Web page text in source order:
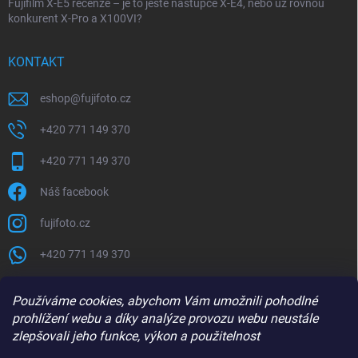
Používáme cookies, abychom Vám umožnili pohodlné
prohlížení webu a díky analýze provozu webu neustále
zlepšovali jeho funkce, výkon a použitelnost
Fujifilm X-E5 recenze – je to ještě nástupce X-E4, nebo už rovnou
konkurent X-Pro a X100VI?
KONTAKT
eshop@fujifoto.cz
+420 771 149 370
+420 771 149 370
Náš facebook
fujifoto.cz
+420 771 149 370
PŘIJÍMÁME ONLINE PLATBY